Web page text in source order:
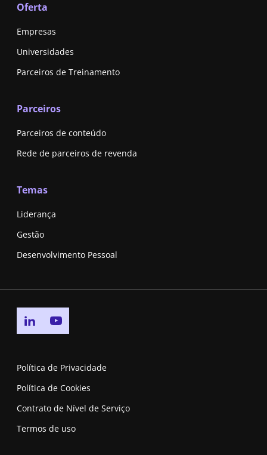
Oferta
Empresas
Universidades
Parceiros de Treinamento
Parceiros
Parceiros de conteúdo
Rede de parceiros de revenda
Temas
Liderança
Gestão
Desenvolvimento Pessoal
Go to linkedin page
Política de Privacidade
Política de Cookies
Contrato de Nível de Serviço
Termos de uso